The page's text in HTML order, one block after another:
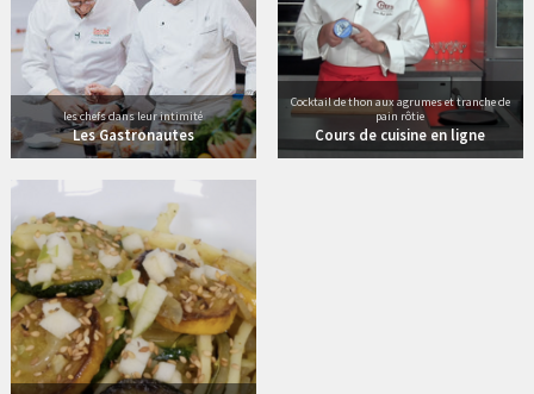
les chefs dans leur intimité
Les Gastronautes
Cocktail de thon aux agrumes et tranche de
pain rôtie
Cours de cuisine en ligne
6 vidéos